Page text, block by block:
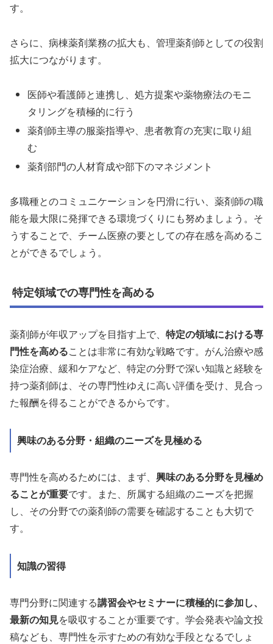
す。
さらに、病棟薬剤業務の拡大も、管理薬剤師としての役割
拡大につながります。
医師や看護師と連携し、処方提案や薬物療法のモニ
タリングを積極的に行う
薬剤師主導の服薬指導や、患者教育の充実に取り組
む
薬剤部門の人材育成や部下のマネジメント
多職種とのコミュニケーションを円滑に行い、薬剤師の職
能を最大限に発揮できる環境づくりにも努めましょう。そ
うすることで、チーム医療の要としての存在感を高めるこ
とができるでしょう。
特定領域での専門性を高める
薬剤師が年収アップを目指す上で、 特定の領域における専
門性を高めることは非常に有効な戦略です。がん治療や感
染症治療、緩和ケアなど、特定の分野で深い知識と経験を
持つ薬剤師は、その専門性ゆえに高い評価を受け、見合っ
た報酬を得ることができるからです。
興味のある分野・組織のニーズを見極める
専門性を高めるためには、まず、 興味のある分野を見極め
ることが重要です。また、所属する組織のニーズを把握
し、その分野での薬剤師の需要を確認することも大切で
す。
知識の習得
専門分野に関連する講習会やセミナーに積極的に参加し、
最新の知見を吸収することが重要です。学会発表や論文投
稿なども、専門性を示すための有効な手段となるでしょ